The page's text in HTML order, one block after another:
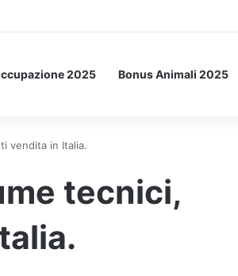
2025 Bonus Animali 2025
vendita in Italia.
tecnici,